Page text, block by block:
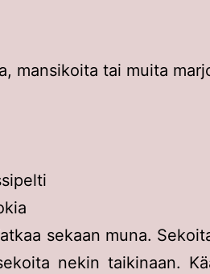
mansikoita tai muita
sekaan muna.
nekin taikinaan.